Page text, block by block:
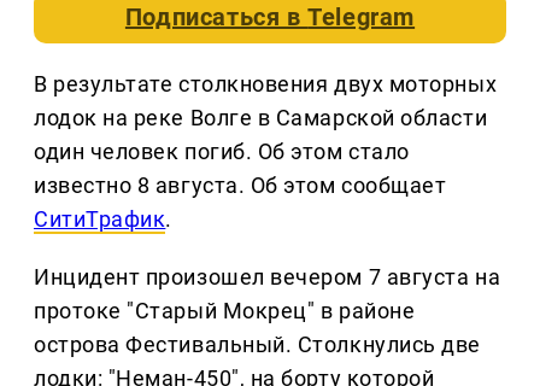
Подписаться вTelegram
В результате столкновения двух моторных
лодок на реке Волге в Самарской области
один человек погиб. Об этом стало
известно 8 августа. Об этом сообщает
СитиТрафик.
Инцидент произошел вечером 7 августа на
протоке "Старый Мокрец" в районе
острова Фестивальный. Столкнулись две
лодки: "Неман-450", на борту которой